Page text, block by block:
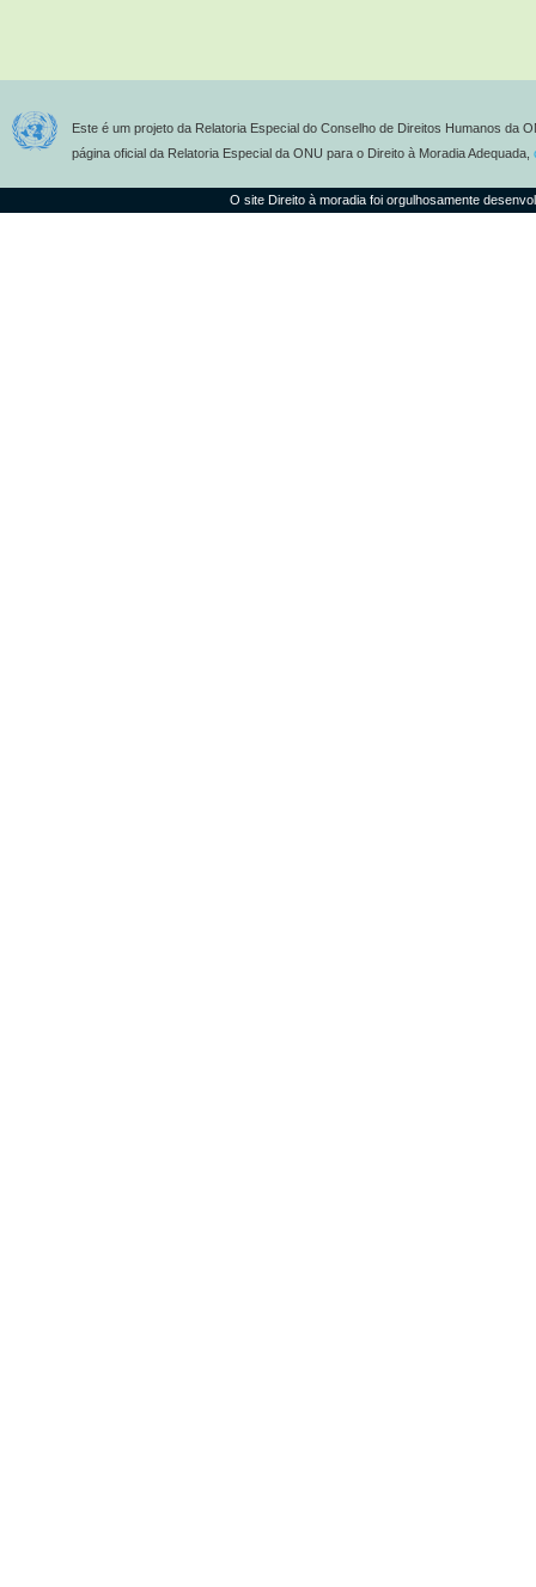
Este é um projeto da Relatoria Especial do Conselho de Direitos Humanos da
página oficial da Relatoria Especial da ONU para o Direito à Moradia Adequada,
O site Direito à moradia foi orgulhosamente